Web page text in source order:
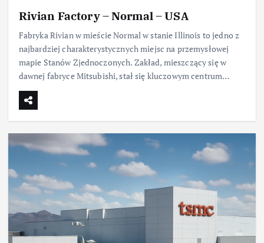
Rivian Factory – Normal – USA
Fabryka Rivian w mieście Normal w stanie Illinois to jedno z
najbardziej charakterystycznych miejsc na przemysłowej
mapie Stanów Zjednoczonych. Zakład, mieszczący się w
dawnej fabryce Mitsubishi, stał się kluczowym centrum…